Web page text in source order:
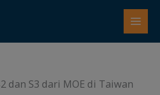
dan S3 dari MOE di Taiwan